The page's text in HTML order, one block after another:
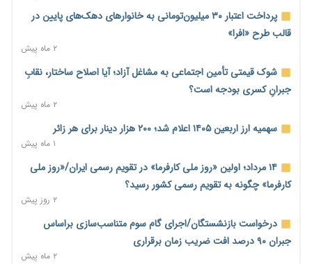
ترمز تولید خودرو کشیده شد؛ افت ۲۵ درصدی تیراژ ایران‌خودرو،
سایپا و پارس‌خودرو
۱ روز پیش
بنگاه‌داری بانک‌ها؛ مانع بزرگ خانه‌دار شدن مستأجران
نماینده مجلس: توسعه مرزهای زمینی به راهبرد تأمین کالاهای
اساسی تبدیل شود
۱ روز پیش
خانه کارگر قزوین: شکاف دستمزد و هزینه معیشت هر روز عمیق‌تر
می‌شود
۱ روز پیش
رئیس سازمان امور مالیاتی: بلاگرهای پردرآمد مشمول پرداخت
مالیات هستند
۱ روز پیش
پرداخت اعتبار ۳۰ میلیون‌تومانی به خانوارهای دهک‌های پایین در
قالب طرح «افرا»
۲ ماه پیش
شوک قیمتی تأمین اجتماعی به مشاغل آزاد؛ آیا اصلاح ساختار، نقابِ
جبرانِ کسری بودجه است؟
۲ ماه پیش
سهمیه ارز اربعین ۱۴۰۵ اعلام شد؛ ۲۰۰ هزار دینار برای هر زائر
۱ ماه پیش
۱۴ مرداد؛ اولین «روز ملی کارفرما» در تقویم رسمی ایران/«روز ملی
کارفرما» چگونه به تقویم رسمی کشور رسید؟
۲ روز پیش
درخواست بازنشستگان/اجرای گام سوم متناسب‌سازی براساس
جبران ۹۰ درصد افت ضریب زمان برقراری
۲ ماه پیش